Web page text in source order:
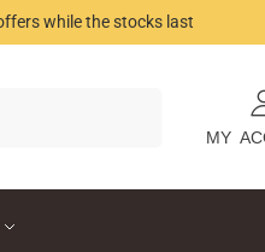
while the stocks last
MY